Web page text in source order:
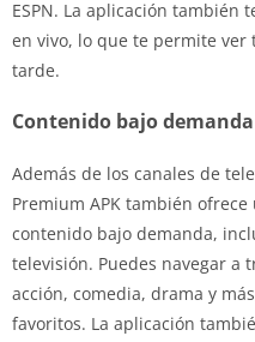
ESPN. La aplicación también
en vivo, lo que te permite ver
tarde.
Contenido bajo demanda
Además de los canales de
Premium APK también
contenido bajo demanda,
televisión. Puedes navegar a
acción, comedia, drama y
favoritos. La aplicación